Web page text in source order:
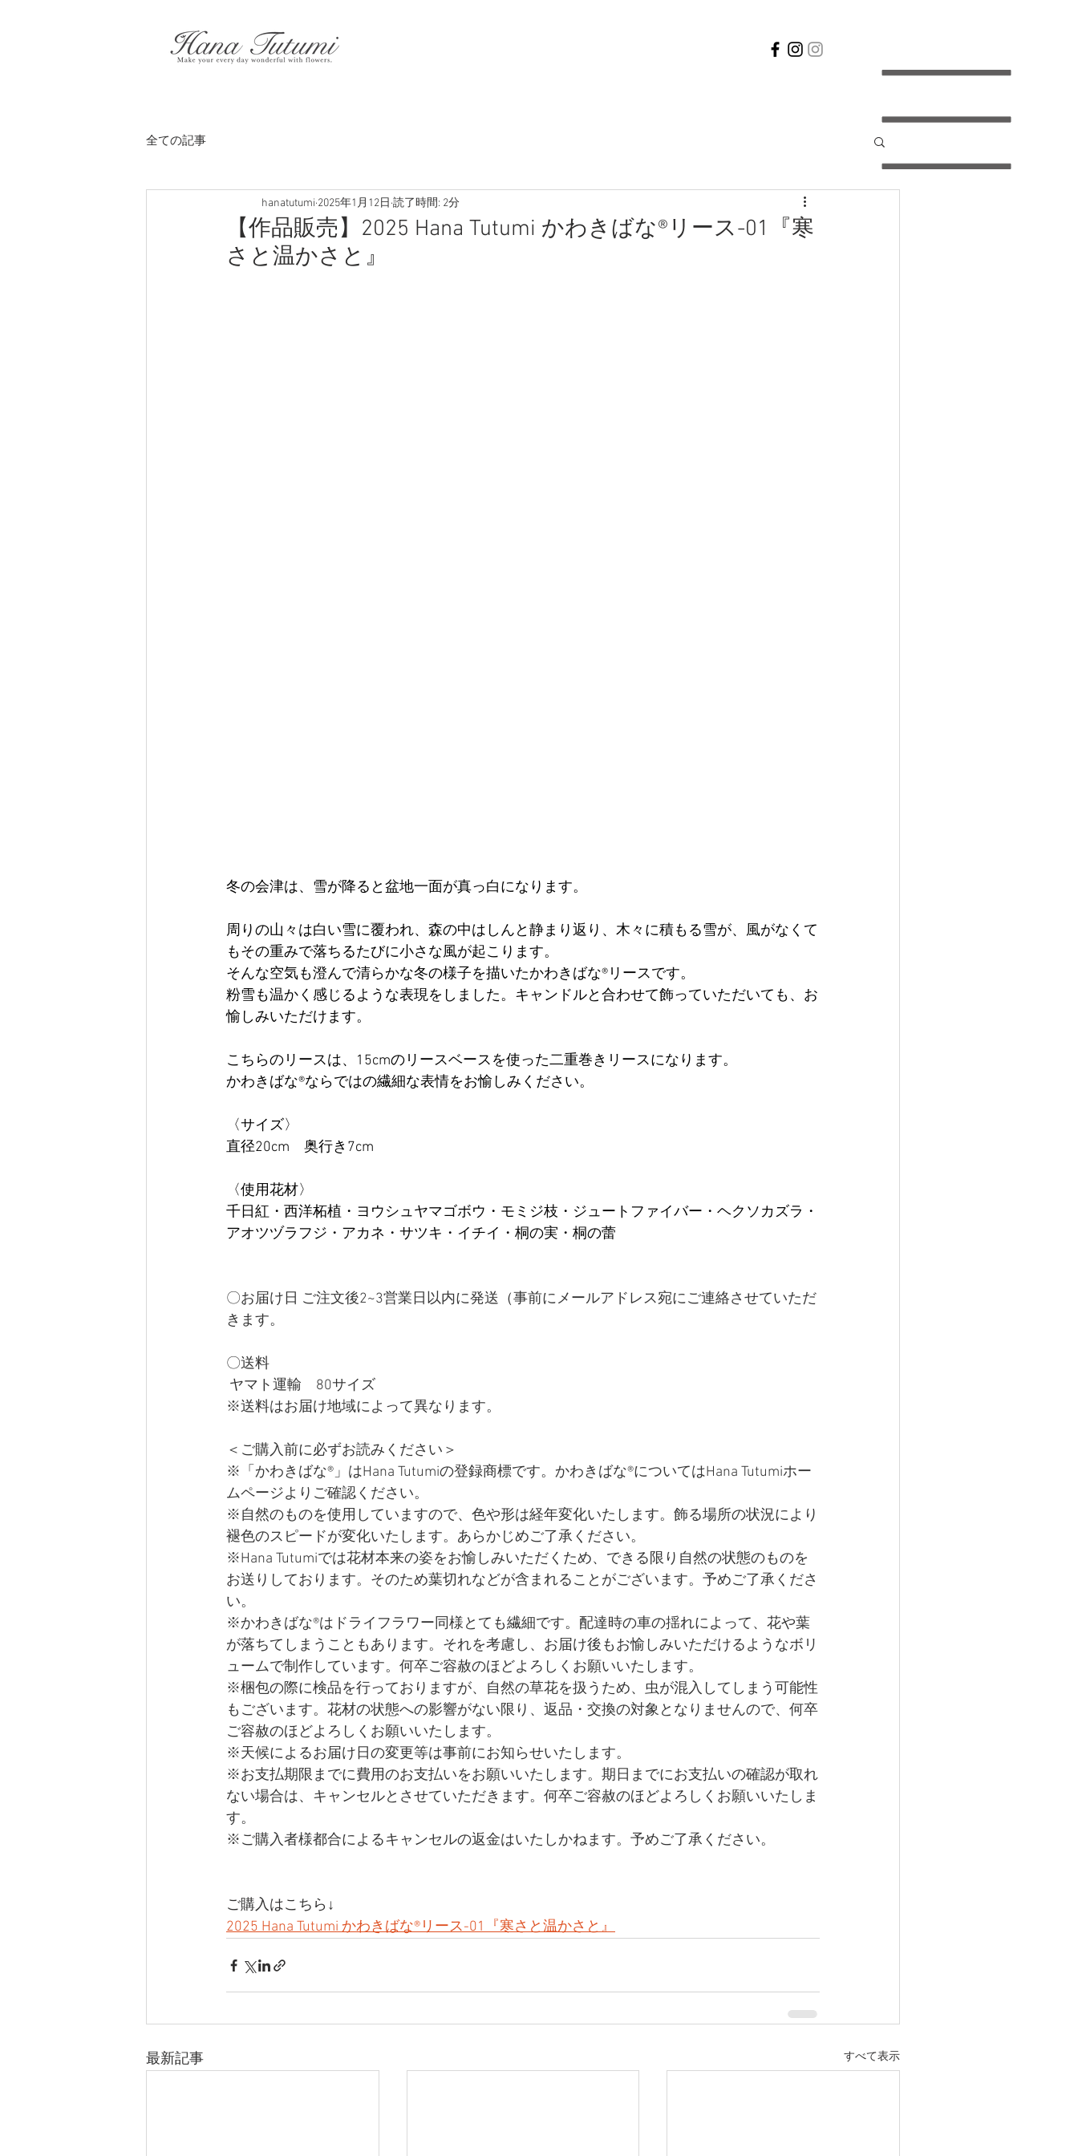
全ての記事
【作品販売】2025 Hana Tutumi かわきばな®リース-01『寒
さと温かさと』
hanatutumi 2025年1月12日 読了時間: 2分
冬の会津は、雪が降ると盆地一面が真っ白になります。
周りの山々は白い雪に覆われ、森の中はしんと静まり返り、木々に積もる雪が、風がなくて
もその重みで落ちるたびに小さな風が起こります。
そんな空気も澄んで清らかな冬の様子を描いたかわきばな®リースです。
粉雪も温かく感じるような表現をしました。キャンドルと合わせて飾っていただいても、お
愉しみいただけます。
こちらのリースは、15cmのリースベースを使った二重巻きリースになります。
かわきばな®ならではの繊細な表情をお愉しみください。
〈サイズ〉
直径20cm　奥行き7cm
〈使用花材〉
千日紅・西洋柘植・ヨウシュヤマゴボウ・モミジ枝・ジュートファイバー・ヘクソカズラ・
アオツヅラフジ・アカネ・サツキ・イチイ・桐の実・桐の蕾
〇お届け日 ご注文後2~3営業日以内に発送（事前にメールアドレス宛にご連絡させていただ
きます。
〇送料
ヤマト運輸　80サイズ
※送料はお届け地域によって異なります。
＜ご購入前に必ずお読みください＞
※「かわきばな®」はHana Tutumiの登録商標です。かわきばな®についてはHana Tutumiホー
ムページよりご確認ください。
※自然のものを使用していますので、色や形は経年変化いたします。飾る場所の状況により
褪色のスピードが変化いたします。あらかじめご了承ください。
※Hana Tutumiでは花材本来の姿をお愉しみいただくため、できる限り自然の状態のものを
お送りしております。そのため葉切れなどが含まれることがございます。予めご了承くださ
い。
※かわきばな®はドライフラワー同様とても繊細です。配達時の車の揺れによって、花や葉
が落ちてしまうこともあります。それを考慮し、お届け後もお愉しみいただけるようなボリ
ュームで制作しています。何卒ご容赦のほどよろしくお願いいたします。 ​
※梱包の際に検品を行っておりますが、自然の草花を扱うため、虫が混入してしまう可能性
もございます。花材の状態への影響がない限り、返品・交換の対象となりませんので、何卒
ご容赦のほどよろしくお願いいたします。
※天候によるお届け日の変更等は事前にお知らせいたします。
※お支払期限までに費用のお支払いをお願いいたします。期日までにお支払いの確認が取れ
ない場合は、キャンセルとさせていただきます。何卒ご容赦のほどよろしくお願いいたしま
す。
※ご購入者様都合によるキャンセルの返金はいたしかねます。予めご了承ください。
ご購入はこちら↓
2025 Hana Tutumi かわきばな®リース-01『寒さと温かさと』
最新記事 すべて表示